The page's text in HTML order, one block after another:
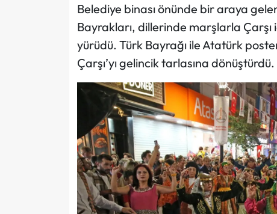
Belediye binası önünde bir araya
Bayrakları, dillerinde marşlarla Çarşı
yürüdü. Türk Bayrağı ile Atatürk
Çarşı’yı gelincik tarlasına dönüştürdü.